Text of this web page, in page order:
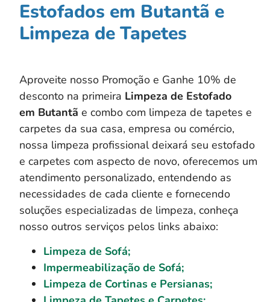
Estofados em Butantã e
Limpeza de Tapetes
Aproveite nosso Promoção e Ganhe 10% de
desconto na primeira Limpeza de Estofado
em Butantã e combo com limpeza de tapetes e
carpetes da sua casa, empresa ou comércio,
nossa limpeza profissional deixará seu estofado
e carpetes com aspecto de novo, oferecemos um
atendimento personalizado, entendendo as
necessidades de cada cliente e fornecendo
soluções especializadas de limpeza, conheça
nosso outros serviços pelos links abaixo:
Limpeza de Sofá;
Impermeabilização de Sofá;
Limpeza de Cortinas e Persianas;